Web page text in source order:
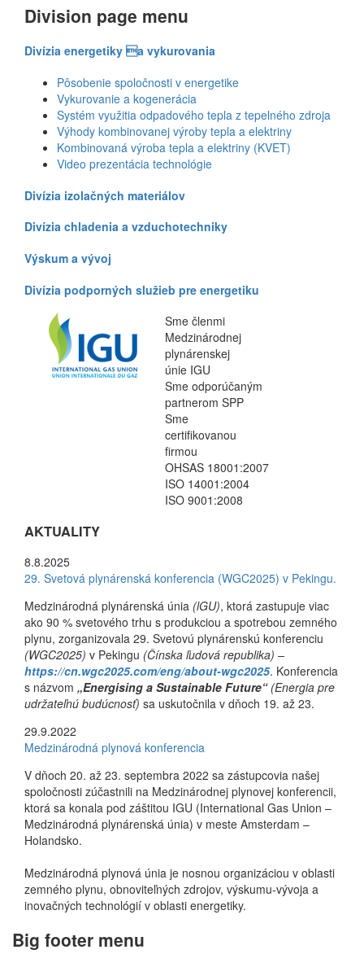
Division page menu
Divízia energetiky a vykurovania
Pôsobenie spoločnosti v energetike
Vykurovanie a kogenerácia
Systém využitia odpadového tepla z tepelného zdroja
Výhody kombinovanej výroby tepla a elektriny
Kombinovaná výroba tepla a elektriny (KVET)
Video prezentácia technológie
Divízia izolačných materiálov
Divízia chladenia a vzduchotechniky
Výskum a vývoj
Divízia podporných služieb pre energetiku
Sme členmi
Medzinárodnej
plynárenskej
únie IGU
Sme odporúčaným
partnerom SPP
Sme
certifikovanou
firmou
OHSAS 18001:2007
ISO 14001:2004
ISO 9001:2008
AKTUALITY
8.8.2025
29. Svetová plynárenská konferencia (WGC2025) v Pekingu.
Medzinárodná plynárenská únia (lGU), ktorá zastupuje viac
ako 90 % svetového trhu s produkciou a spotrebou zemného
plynu, zorganizovala 29. Svetovú plynárenskú konferenciu
(WGC2025) v Pekingu (Čínska ľudová republika) –
https://cn.wgc2025.com/eng/about-wgc2025. Konferencia
s názvom „Energising a Sustainable Future“ (Energia pre
udržateľnú budúcnosť) sa uskutočnila v dňoch 19. až 23.
29.9.2022
Medzinárodná plynová konferencia
V dňoch 20. až 23. septembra 2022 sa zástupcovia našej
spoločnosti zúčastnili na Medzinárodnej plynovej konferencii,
ktorá sa konala pod záštitou IGU (International Gas Union –
Medzinárodná plynárenská únia) v meste Amsterdam –
Holandsko.
Medzinárodná plynová únia je nosnou organizáciou v oblasti
zemného plynu, obnoviteľných zdrojov, výskumu-vývoja a
inovačných technológií v oblasti energetiky.
Big footer menu